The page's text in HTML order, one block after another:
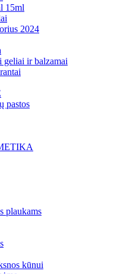
15ml
2024
geliai ir balzamai
pastos
plaukams
kūnui